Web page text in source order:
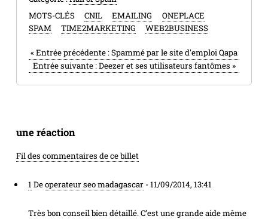
MOTS-CLÉS
CNIL EMAILING
ONEPLACE
SPAM
TIME2MARKETING WEB2BUSINESS
«Entrée précédente :Spammé par le site d'emploi Qapa
Entrée suivante :Deezer et ses utilisateurs fantômes »
une réaction
Fil des commentaires de ce billet
1 Deoperateur seo madagascar-11/09/2014, 13:41
Très bon conseil bien détaillé. C’est une grande aide même